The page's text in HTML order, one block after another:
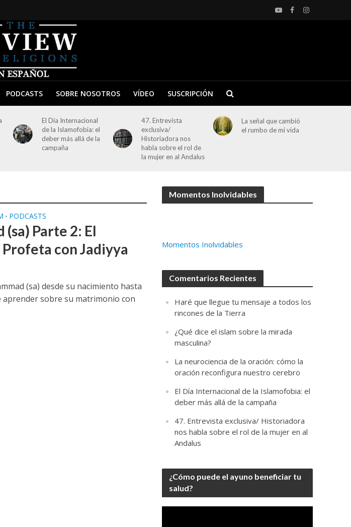
PODCASTS SOBRE NOSOTROS VÍDEO SUSCRIPCIÓN
El Día Internacional
de la Islamofobia: el
deber más allá de la
campaña
47. Entrevista
exclusiva/
Historiadora nos
habla sobre el rol de
la mujer en al Andalus
La señal que cambió
el rumbo de mi vida
• PODCASTS
(sa) Parte 2: El
con Jadiyya
(sa) desde su nacimiento hasta
aprender sobre su matrimonio con
Momentos Inolvidables
Momentos Inolvidables
Comentarios Recientes
Haré que llegue tu mensaje a todos los
rincones de la Tierra
¿Qué dice el islam sobre la mirada
masculina?
La neurociencia de la oración: cómo la
oración reconfigura nuestro cerebro
El Día Internacional de la Islamofobia: el
deber más allá de la campaña
47. Entrevista exclusiva/ Historiadora
nos habla sobre el rol de la mujer en al
Andalus
¿Cómo puede el ayuno beneficiar tu
salud?